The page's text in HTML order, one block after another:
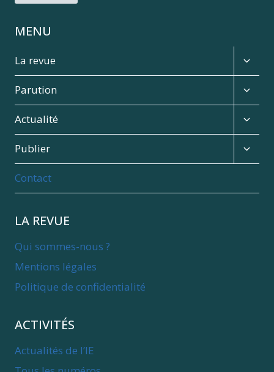
MENU
La revue
child
menu
Parution
child
menu
Actualité
child
menu
Publier
child
Contact
LA REVUE
Qui sommes-nous ?
Mentions légales
Politique de confidentialité
ACTIVITÉS
Actualités de l’IE